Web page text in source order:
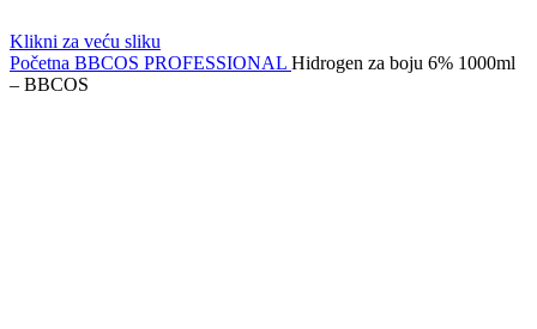
Klikni za veću sliku
Početna BBCOS PROFESSIONAL Hidrogen za boju 6% 1000ml
– BBCOS